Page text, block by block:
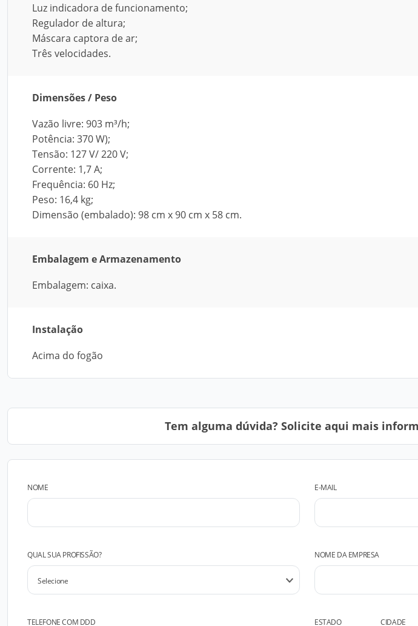
Luz indicadora de funcionamento;
Regulador de altura;
Máscara captora de ar;
Três velocidades.
Dimensões / Peso
Vazão livre: 903 m³/h;
Potência: 370 W);
Tensão: 127 V/ 220 V;
Corrente: 1,7 A;
Frequência: 60 Hz;
Peso: 16,4 kg;
Dimensão (embalado): 98 cm x 90 cm x 58 cm.
Embalagem e Armazenamento
Embalagem: caixa.
Instalação
Acima do fogão
Tem alguma dúvida? Solicite aqui mais
NOME E-MAIL
QUAL SUA PROFISSÃO? NOME DA EMPRESA
TELEFONE COM DDD ESTADO CIDADE